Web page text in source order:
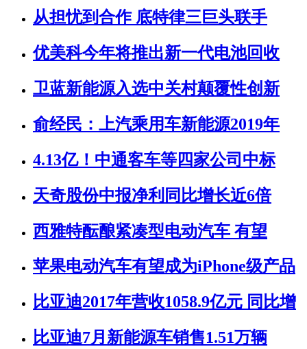
从担忧到合作 底特律三巨头联手
优美科今年将推出新一代电池回收
卫蓝新能源入选中关村颠覆性创新
俞经民：上汽乘用车新能源2019年
4.13亿！中通客车等四家公司中标
天奇股份中报净利同比增长近6倍
西雅特酝酿紧凑型电动汽车 有望
苹果电动汽车有望成为iPhone级产品
比亚迪2017年营收1058.9亿元 同比增
比亚迪7月新能源车销售1.51万辆